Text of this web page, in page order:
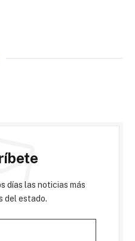
días las noticias más
del estado.